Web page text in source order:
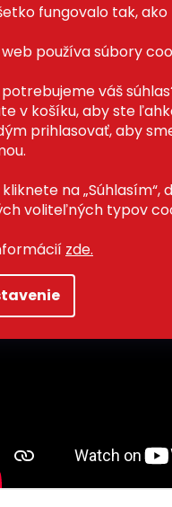
fungovalo tak, ako
používa súbory
váš
v košíku, aby ste
prihlasovať, aby
na
voliteľných typov
zde.
od 6
plastových
a
návodu alebo
zvieratká,
pôsobenia
krásne držia